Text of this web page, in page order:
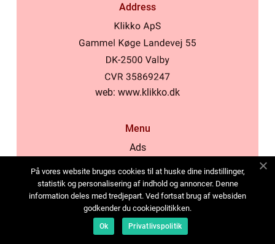
Address
web: www.klikko.dk
Menu
Ads
Cookies
Contact
Sitemap
På vores website bruges cookies til at huske dine indstillinger,
statistik og personalisering af indhold og annoncer. Denne
information deles med tredjepart. Ved fortsat brug af websiden
godkender du cookiepolitikken.
Ok Privatlivspolitik